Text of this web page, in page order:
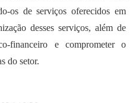
os de serviços oferecidos em
desses serviços, além de
financeiro e comprometer o
do setor.